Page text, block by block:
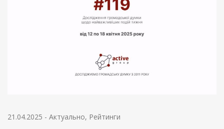
21.04.2025 - Актуально, Рейтинги